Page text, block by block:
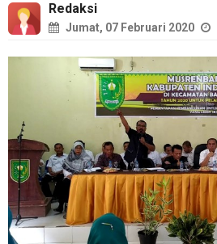
Redaksi
Jumat, 07 Februari 2020